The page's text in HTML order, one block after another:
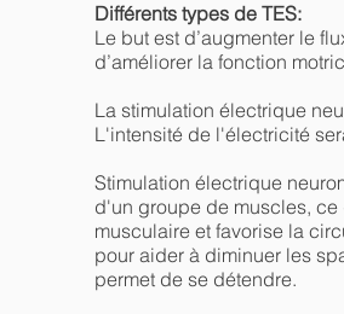
Différents types de TES:
Le but est d’augmenter le
d’améliorer la fonction
La stimulation électrique
L'intensité de l'électricité
Stimulation électrique
d'un groupe de muscles,
musculaire et favorise la
pour aider à diminuer les
permet de se détendre.